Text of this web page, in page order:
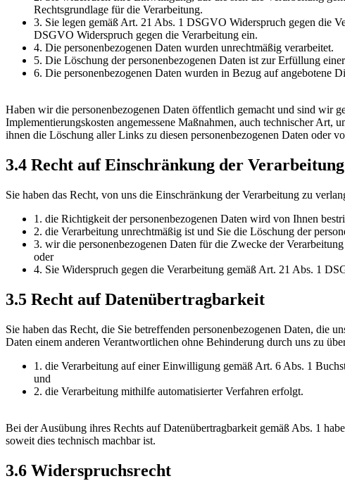
Rechtsgrundlage für die Verarbeitung.
3. Sie legen gemäß Art. 21 Abs. 1 DSGVO Widerspruch gegen die
DSGVO Widerspruch gegen die Verarbeitung ein.
4. Die personenbezogenen Daten wurden unrechtmäßig verarbeitet.
5. Die Löschung der personenbezogenen Daten ist zur Erfüllung
6. Die personenbezogenen Daten wurden in Bezug auf angebotene
Haben wir die personenbezogenen Daten öffentlich gemacht und sind wir
Implementierungskosten angemessene Maßnahmen, auch technischer
ihnen die Löschung aller Links zu diesen personenbezogenen Daten oder
3.4 Recht auf Einschränkung der Verarbeitung
Sie haben das Recht, von uns die Einschränkung der Verarbeitung zu
1. die Richtigkeit der personenbezogenen Daten wird von Ihnen
2. die Verarbeitung unrechtmäßig ist und Sie die Löschung der
3. wir die personenbezogenen Daten für die Zwecke der
oder
4. Sie Widerspruch gegen die Verarbeitung gemäß Art. 21 Abs. 1
3.5 Recht auf Datenübertragbarkeit
Sie haben das Recht, die Sie betreffenden personenbezogenen Daten, die
Daten einem anderen Verantwortlichen ohne Behinderung durch uns zu
1. die Verarbeitung auf einer Einwilligung gemäß Art. 6 Abs. 1
und
2. die Verarbeitung mithilfe automatisierter Verfahren erfolgt.
Bei der Ausübung ihres Rechts auf Datenübertragbarkeit gemäß Abs. 1
soweit dies technisch machbar ist.
3.6 Widerspruchsrecht